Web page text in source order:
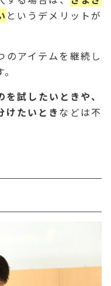
というデメリットが
のアイテムを継続し
試したいときや、
けたいとき などは不